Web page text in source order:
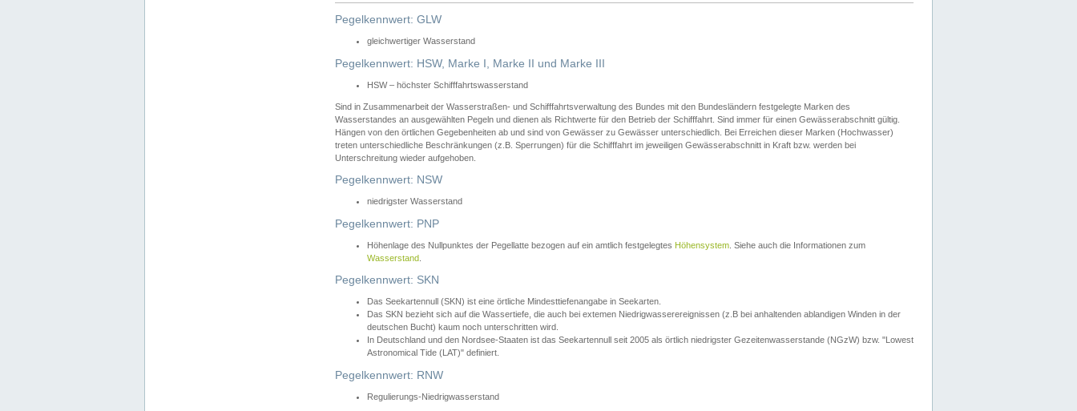
Pegelkennwert: GLW
gleichwertiger Wasserstand
Pegelkennwert: HSW, Marke I, Marke II und Marke III
HSW – höchster Schifffahrtswasserstand
Sind in Zusammenarbeit der Wasserstraßen- und Schifffahrtsverwaltung des Bundes mit den Bundesländern festgelegte Marken des
Wasserstandes an ausgewählten Pegeln und dienen als Richtwerte für den Betrieb der Schifffahrt. Sind immer für einen Gewässerabschnitt gültig.
Hängen von den örtlichen Gegebenheiten ab und sind von Gewässer zu Gewässer unterschiedlich. Bei Erreichen dieser Marken (Hochwasser)
treten unterschiedliche Beschränkungen (z.B. Sperrungen) für die Schifffahrt im jeweiligen Gewässerabschnitt in Kraft bzw. werden bei
Unterschreitung wieder aufgehoben.
Pegelkennwert: NSW
niedrigster Wasserstand
Pegelkennwert: PNP
Höhenlage des Nullpunktes der Pegellatte bezogen auf ein amtlich festgelegtes Höhensystem . Siehe auch die Informationen zum
Wasserstand
Pegelkennwert: SKN
Das Seekartennull (SKN) ist eine örtliche Mindesttiefenangabe in Seekarten.
Das SKN bezieht sich auf die Wassertiefe, die auch bei extemen Niedrigwasserereignissen (z.B bei anhaltenden ablandigen Winden in der
deutschen Bucht) kaum noch unterschritten wird.
In Deutschland und den Nordsee-Staaten ist das Seekartennull seit 2005 als örtlich niedrigster Gezeitenwasserstande (NGzW) bzw. "Lowest
Astronomical Tide (LAT)" definiert.
Pegelkennwert: RNW
Regulierungs-Niedrigwasserstand